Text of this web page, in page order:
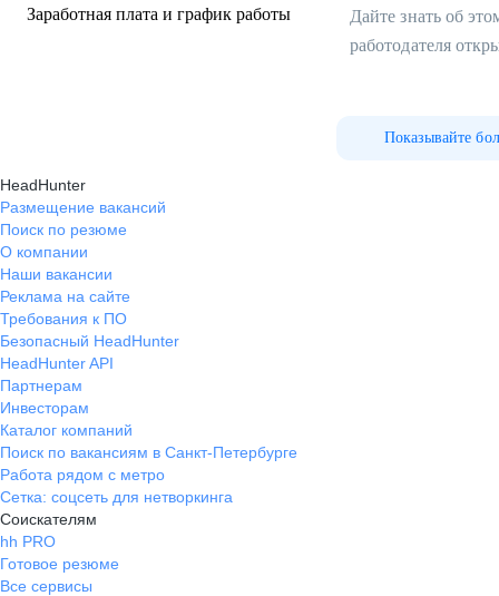
Заработная плата и график работы
Дайте знать об
работодателя
Показывайте
HeadHunter
Размещение вакансий
Поиск по резюме
О компании
Наши вакансии
Реклама на сайте
Требования к ПО
Безопасный HeadHunter
HeadHunter API
Партнерам
Инвесторам
Каталог компаний
Поиск по вакансиям в Санкт-Петербурге
Работа рядом с метро
Сетка: соцсеть для нетворкинга
Соискателям
hh PRO
Готовое резюме
Все сервисы